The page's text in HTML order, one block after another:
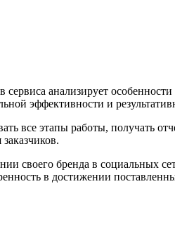
анализирует особенности
эффективности и
все этапы работы, получать
своего бренда в социальных
в достижении